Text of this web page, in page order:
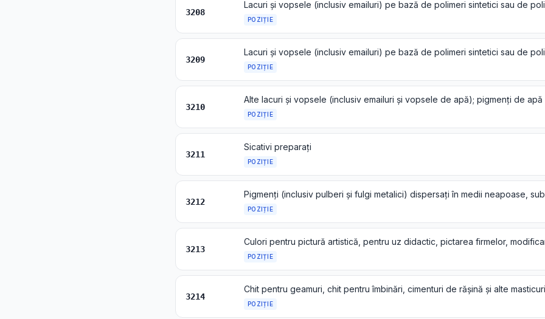
3208
POZIȚIE
3209
POZIȚIE
3210
POZIȚIE
3211
Sicativi preparați
POZIȚIE
3212
POZIȚIE
3213
POZIȚIE
3214
POZIȚIE